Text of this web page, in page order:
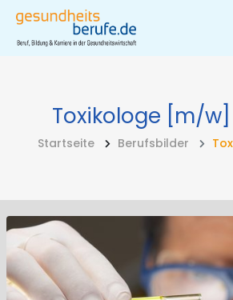
Toxikologe [m/w]
Startseite Berufsbilder